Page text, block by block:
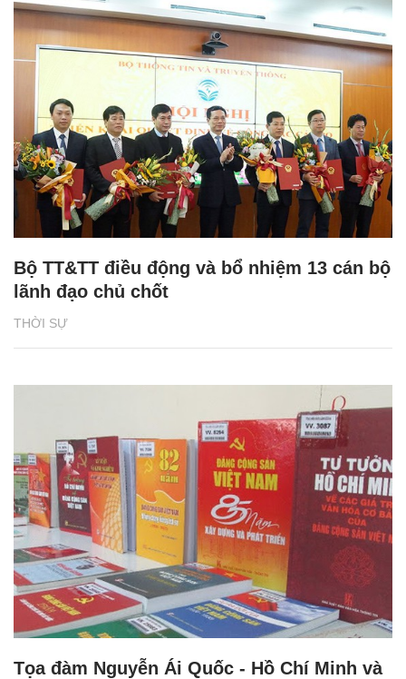
THỜI SỰ
Bộ TT&TT điều động và bổ nhiệm 13 cán bộ
lãnh đạo chủ chốt
Tọa đàm Nguyễn Ái Quốc - Hồ Chí Minh và